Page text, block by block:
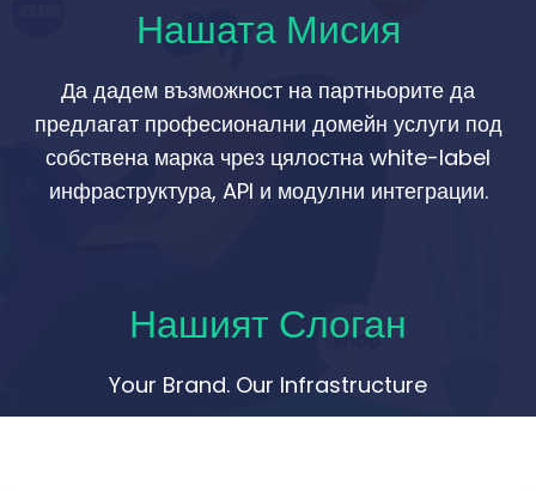
Нашата Мисия
Да дадем възможност на партньорите да
предлагат професионални домейн услуги под
собствена марка чрез цялостна white-label
инфраструктура, API и модулни интеграции.
Нашият Слоган
Your Brand. Our Infrastructure